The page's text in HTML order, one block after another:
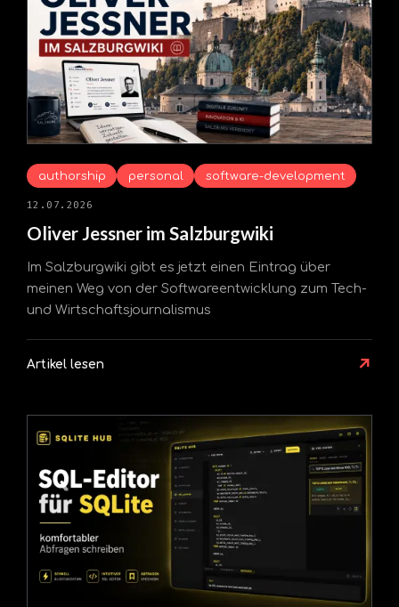
authorship personal software-development
12.07.2026
Oliver Jessner im Salzburgwiki
Im Salzburgwiki gibt es jetzt einen Eintrag über
meinen Weg von der Softwareentwicklung zum Tech-
und Wirtschaftsjournalismus
Artikel lesen ↗